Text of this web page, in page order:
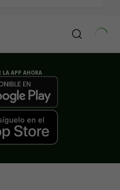
LA APP AHORA